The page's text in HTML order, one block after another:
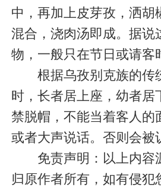
中，再加上皮芽孜，洒胡
混合，浇肉汤即成。据说
物，一般只在节日或请客
根据乌孜别克族的传
时，长者居上座，幼者居
禁脱帽，不能当着客人的
或者大声说话。否则会被
免责声明：以上内容
归原作者所有，如有侵犯